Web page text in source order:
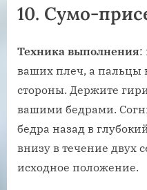
10. Сумо-
Техника выполнения:
ваших плеч, а пальцы
стороны. Держите
вашими бедрами.
бедра назад в
внизу в течение двух
исходное положение.